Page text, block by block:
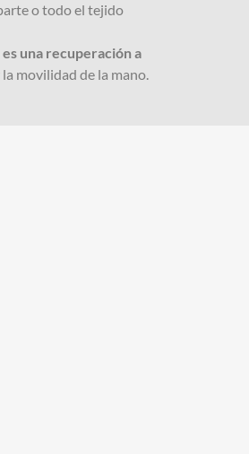
o todo el tejido
una recuperación a
movilidad de la mano.